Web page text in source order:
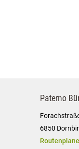
Paterno
6850